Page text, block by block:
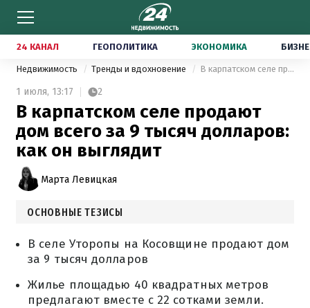
24 КАНАЛ ГЕОПОЛИТИКА ЭКОНОМИКА
Недвижимость Тренды и вдохновение В карпатском селе продают дом всего за 9 тысяч долларов: как он выглядит
1 июля, 13:17 2
В карпатском селе продают
дом всего за 9 тысяч долларов:
как он выглядит
Марта Левицкая
ОСНОВНЫЕ ТЕЗИСЫ
В селе Уторопы на Косовщине продают дом
за 9 тысяч долларов
Жилье площадью 40 квадратных метров
предлагают вместе с 22 сотками земли.